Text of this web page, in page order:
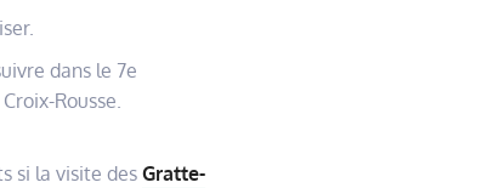
dans le 7e
Rousse.
si la visite des Gratte-